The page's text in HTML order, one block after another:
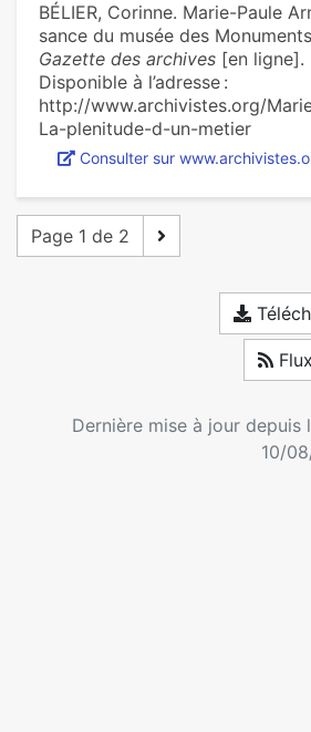
BÉLIER, Corinne. Marie-Paule
sance du musée des
Gazette des archives [en ligne].
Disponible à l’adresse :
http://www.archivistes.org/
La-plenitude-d-un-metier
Consulter sur
Page 1 de 2
Dernière mise à jour depuis
10/